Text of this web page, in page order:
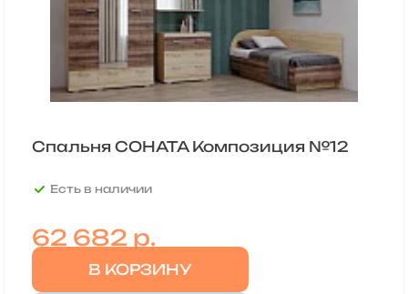
Cпальня СОНАТА Композиция №12
Есть в наличии
62 682 р.
В КОРЗИНУ